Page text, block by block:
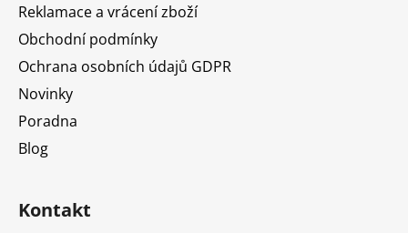
Reklamace a vrácení zboží
Obchodní podmínky
Ochrana osobních údajů GDPR
Novinky
Poradna
Blog
Kontakt